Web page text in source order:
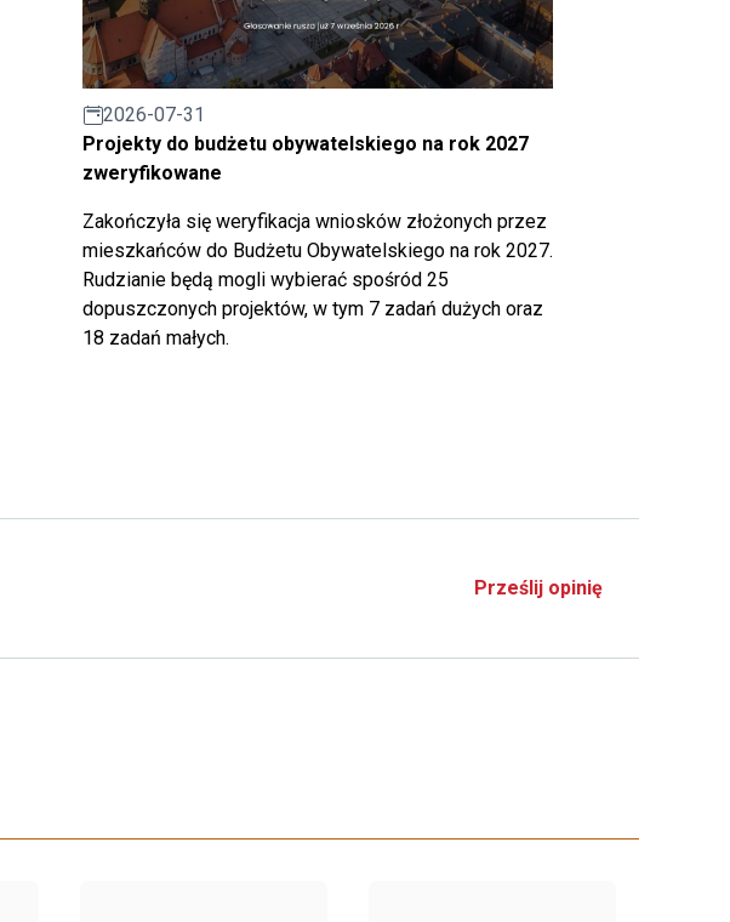
2026-07-31
Projekty do budżetu obywatelskiego na rok 2027
zweryfikowane
Zakończyła się weryfikacja wniosków złożonych przez
mieszkańców do Budżetu Obywatelskiego na rok 2027.
Rudzianie będą mogli wybierać spośród 25
dopuszczonych projektów, w tym 7 zadań dużych oraz
18 zadań małych.
Prześlij opinię